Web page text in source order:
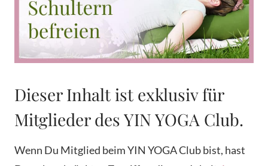
Dieser Inhalt ist exklusiv für
Mitglieder des YIN YOGA Club.
Wenn Du Mitglied beim YIN YOGA Club bist, hast